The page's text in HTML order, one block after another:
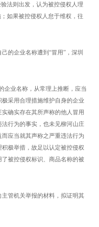
法则出发，认为被控侵权人理
如果被控侵权人怠于维权，往
的企业名称遭到“冒用”，深圳
业名称，从常理上推断，应当
采用合理措施维护自身的企业
确实存在其所声称的他人冒用
行为的事实，也未见柳河山庄
应当就其声称之严重违法行为
极举措，故足以认定被控侵权
被控侵权标识、商品名称的被
管机关举报的材料，拟证明其